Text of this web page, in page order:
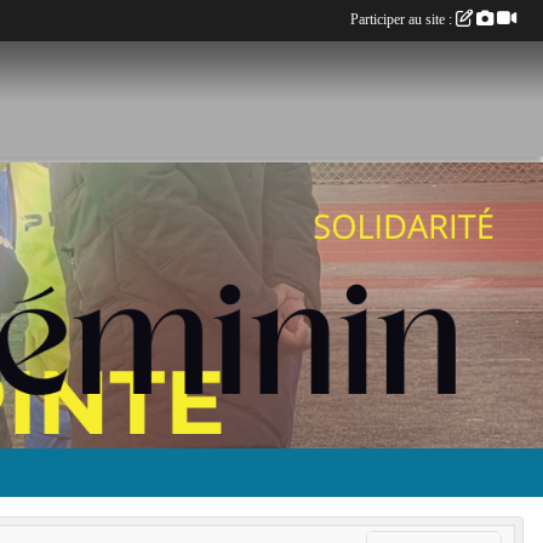
Participer au site :